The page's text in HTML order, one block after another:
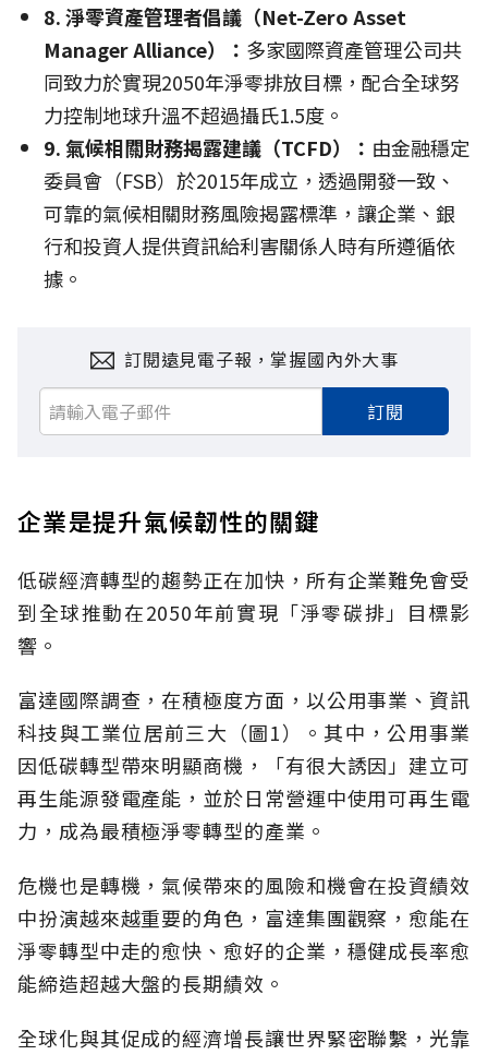
8. 淨零資產管理者倡議（Net-Zero Asset
Manager Alliance）
： 多家國際資產管理公司共
同致力於實現2050年淨零排放目標，配合全球努
力控制地球升溫不超過攝氏1.5度。
9. 氣候相關財務揭露建議（TCFD） ： 由金融穩定
委員會（FSB）於2015年成立，透過開發一致、
可靠的氣候相關財務風險揭露標準，讓企業、銀
行和投資人提供資訊給利害關係人時有所遵循依
據。
訂閱遠見電子報，掌握國內外大事
訂閱
企業是提升氣候韌性的關鍵
低碳經濟轉型的趨勢正在加快，所有企業難免會受
到全球推動在2050年前實現「淨零碳排」目標影
響。
富達國際調查，在積極度方面，以公用事業、資訊
科技與工業位居前三大（圖1）。其中，公用事業
因低碳轉型帶來明顯商機，「有很大誘因」建立可
再生能源發電產能，並於日常營運中使用可再生電
力，成為最積極淨零轉型的產業。
危機也是轉機，氣候帶來的風險和機會在投資績效
中扮演越來越重要的角色，富達集團觀察，愈能在
淨零轉型中走的愈快、愈好的企業，穩健成長率愈
能締造超越大盤的長期績效。
全球化與其促成的經濟增長讓世界緊密聯繫，光靠